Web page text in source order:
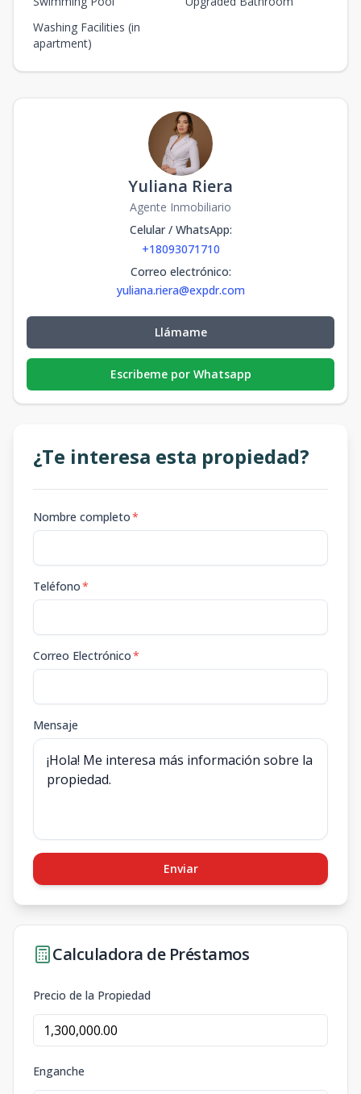
Washing Facilities (in
apartment)
Yuliana Riera
Agente Inmobiliario
Celular / WhatsApp:
+18093071710
Correo electrónico:
yuliana.riera@expdr.com
Llámame
Escribeme por Whatsapp
¿Te interesa esta propiedad?
Nombre completo*
Teléfono*
Correo Electrónico*
Mensaje
Enviar
Calculadora de Préstamos
Precio de la Propiedad
Enganche